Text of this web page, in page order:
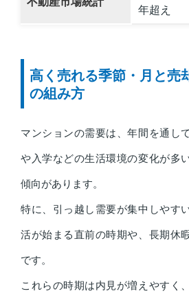
年超え
高く売れる季節・月と売
の組み方
マンションの需要は、年間を通し
や入学などの生活環境の変化が多
傾向があります。
特に、引っ越し需要が集中しやす
活が始まる直前の時期や、長期休
です。
これらの時期は内見が増えやすく